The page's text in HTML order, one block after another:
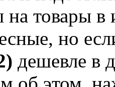
на товары
но
дешевле в